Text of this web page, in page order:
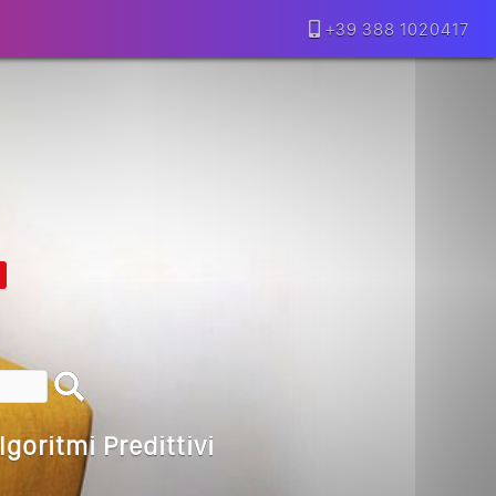
+39 388 1020417
Motivazione…
Franzese
Davvero
Vecchia SEO
Predittivi
L’AI E I Contenuti…